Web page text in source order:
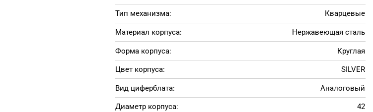
Тип механизма: Кварцевые
Материал корпуса: Нержавеющая сталь
Форма корпуса: Круглая
Цвет корпуса: SILVER
Вид циферблата: Аналоговый
Диаметр корпуса: 42